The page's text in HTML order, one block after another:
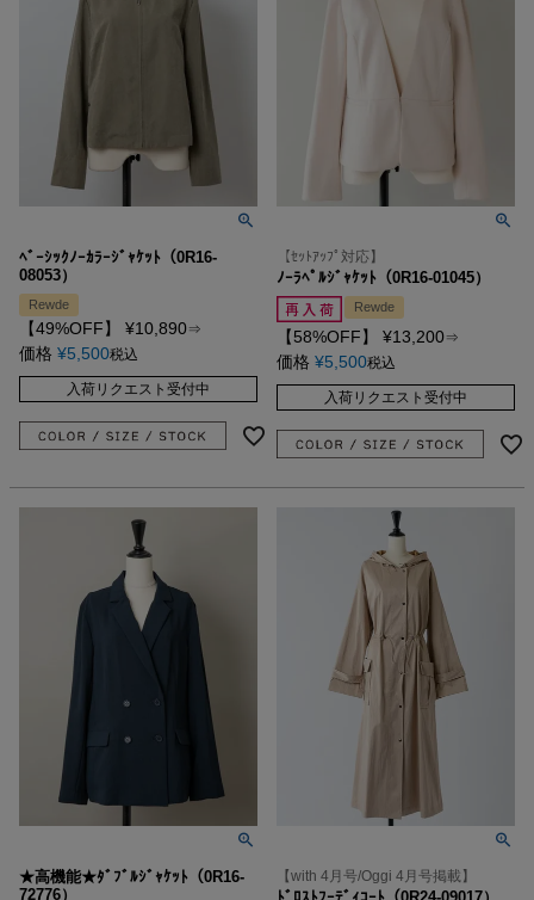
ﾍﾞｰｼｯｸﾉｰｶﾗｰｼﾞｬｹｯﾄ（0R16-
08053）
Rewde
【49%OFF】 ¥10,890⇒
価格 ¥5,500税込
入荷リクエスト受付中
【ｾｯﾄｱｯﾌﾟ対応】
ﾉｰﾗﾍﾟﾙｼﾞｬｹｯﾄ（0R16-01045）
Rewde
【58%OFF】 ¥13,200⇒
価格 ¥5,500税込
入荷リクエスト受付中
★高機能★ﾀﾞﾌﾞﾙｼﾞｬｹｯﾄ（0R16-
72776）
【with 4月号/Oggi 4月号掲載】